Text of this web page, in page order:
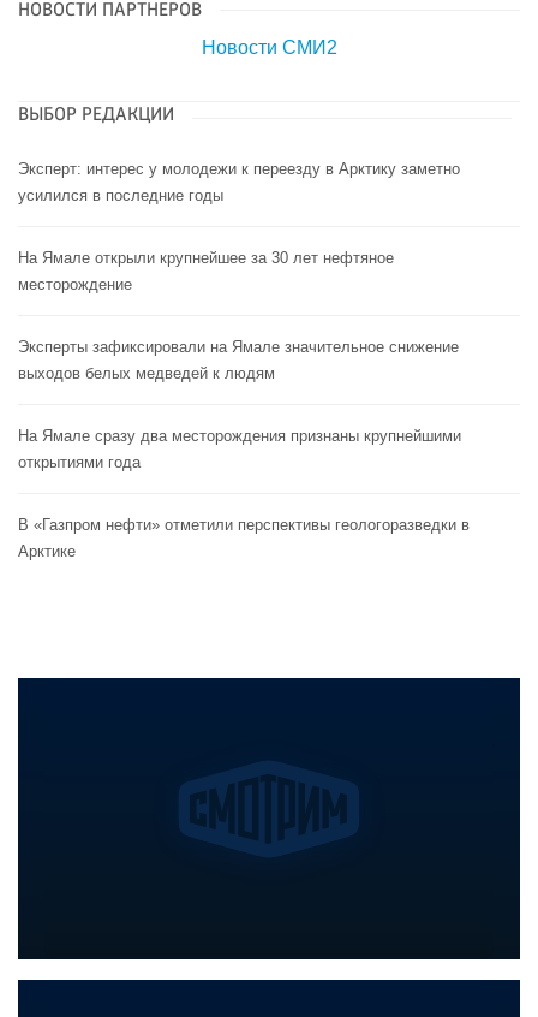
НОВОСТИ ПАРТНЕРОВ
Новости СМИ2
ВЫБОР РЕДАКЦИИ
Эксперт: интерес у молодежи к переезду в Арктику заметно
усилился в последние годы
На Ямале открыли крупнейшее за 30 лет нефтяное
месторождение
Эксперты зафиксировали на Ямале значительное снижение
выходов белых медведей к людям
На Ямале сразу два месторождения признаны крупнейшими
открытиями года
В «Газпром нефти» отметили перспективы геологоразведки в
Арктике